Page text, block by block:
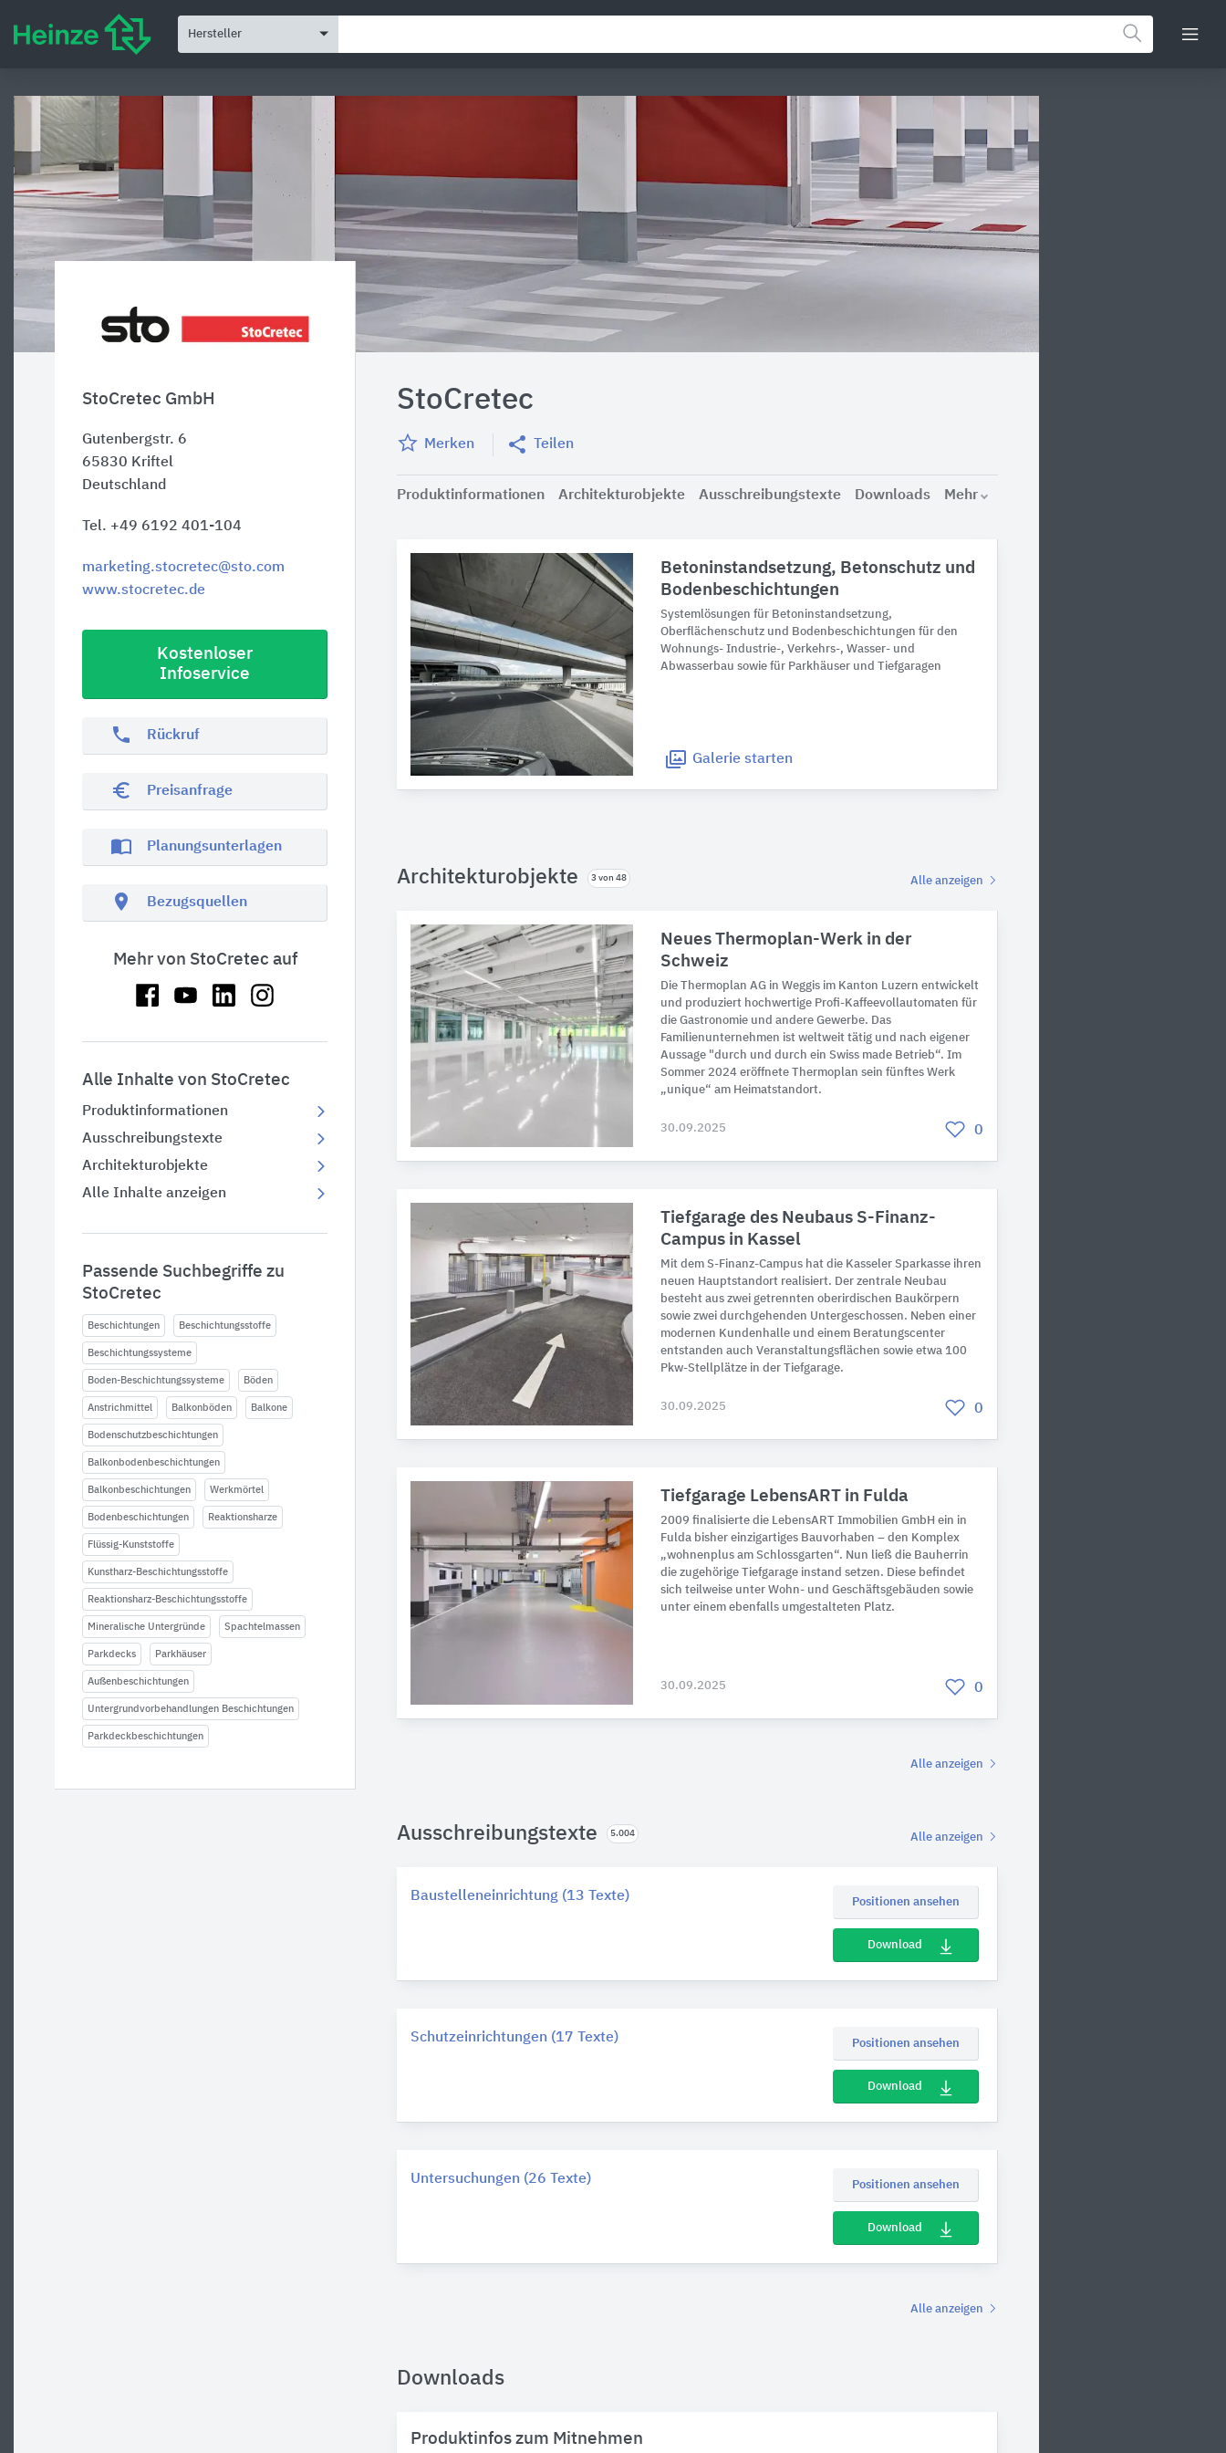
Hersteller
StoCretec GmbH
Gutenbergstr. 6
65830 Kriftel
Deutschland
Tel. +49 6192 401-104
marketing.stocretec@sto.com
www.stocretec.de
Kostenloser
Infoservice
phone Rückruf
euro_symbol Preisanfrage
import_contacts Planungsunterlagen
location_on Bezugsquellen
Mehr von StoCretec auf
Alle Inhalte von StoCretec
Produktinformationen
Ausschreibungstexte
Architekturobjekte
Alle Inhalte anzeigen
Passende Suchbegriffe zu
StoCretec
Beschichtungen Beschichtungsstoffe
Beschichtungssysteme
Boden-Beschichtungssysteme Böden
Anstrichmittel Balkonböden Balkone
Bodenschutzbeschichtungen
Balkonbodenbeschichtungen
Balkonbeschichtungen Werkmörtel
Bodenbeschichtungen Reaktionsharze
Flüssig-Kunststoffe
Kunstharz-Beschichtungsstoffe
Reaktionsharz-Beschichtungsstoffe
Mineralische Untergründe Spachtelmassen
Parkdecks Parkhäuser
Außenbeschichtungen
Untergrundvorbehandlungen Beschichtungen
Parkdeckbeschichtungen
StoCretec
Merken Teilen
Produktinformationen Architekturobjekte Ausschreibungstexte Downloads Mehr
Betoninstandsetzung, Betonschutz und
Bodenbeschichtungen
Systemlösungen für Betoninstandsetzung,
Oberflächenschutz und Bodenbeschichtungen für den
Wohnungs- Industrie-, Verkehrs-, Wasser- und
Abwasserbau sowie für Parkhäuser und Tiefgaragen
Galerie starten
Architekturobjekte 3 von 48 Alle anzeigen
Neues Thermoplan-Werk in der
Schweiz
Die Thermoplan AG in Weggis im Kanton Luzern entwickelt
und produziert hochwertige Profi-Kaffeevollautomaten für
die Gastronomie und andere Gewerbe. Das
Familienunternehmen ist weltweit tätig und nach eigener
Aussage "durch und durch ein Swiss made Betrieb“. Im
Sommer 2024 eröffnete Thermoplan sein fünftes Werk
„unique“ am Heimatstandort.
30.09.2025 0
Tiefgarage des Neubaus S-Finanz-
Campus in Kassel
Mit dem S-Finanz-Campus hat die Kasseler Sparkasse ihren
neuen Hauptstandort realisiert. Der zentrale Neubau
besteht aus zwei getrennten oberirdischen Baukörpern
sowie zwei durchgehenden Untergeschossen. Neben einer
modernen Kundenhalle und einem Beratungscenter
entstanden auch Veranstaltungsflächen sowie etwa 100
Pkw-Stellplätze in der Tiefgarage.
30.09.2025 0
Tiefgarage LebensART in Fulda
2009 finalisierte die LebensART Immobilien GmbH ein in
Fulda bisher einzigartiges Bauvorhaben – den Komplex
„wohnenplus am Schlossgarten“. Nun ließ die Bauherrin
die zugehörige Tiefgarage instand setzen. Diese befindet
sich teilweise unter Wohn- und Geschäftsgebäuden sowie
unter einem ebenfalls umgestalteten Platz.
30.09.2025 0
Alle anzeigen
Ausschreibungstexte 5.004 Alle anzeigen
Baustelleneinrichtung (13 Texte) Positionen ansehen
Download
Schutzeinrichtungen (17 Texte) Positionen ansehen
Download
Untersuchungen (26 Texte) Positionen ansehen
Download
Alle anzeigen
Downloads
Produktinfos zum Mitnehmen